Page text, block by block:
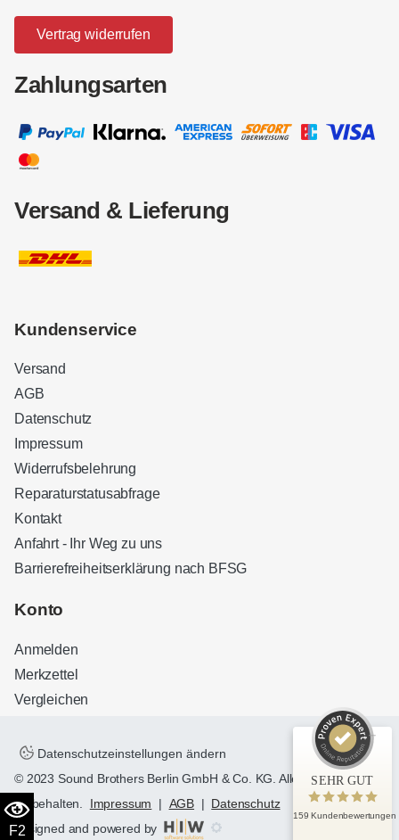
F2
Vertrag widerrufen
Zahlungsarten
Versand & Lieferung
Kundenservice
Versand
AGB
Datenschutz
Impressum
Widerrufsbelehrung
Reparaturstatusabfrage
Kontakt
Anfahrt - Ihr Weg zu uns
Barrierefreiheitserklärung nach BFSG
Konto
Anmelden
Merkzettel
Vergleichen
Datenschutzeinstellungen ändern
© 2023 Sound Brothers Berlin GmbH & Co. KG. Alle Rechte
vorbehalten. Impressum | AGB | Datenschutz
designed and powered by
SEHR GUT
159 Kundenbewertungen
Kundenbewertungen und Erfahrungen zu
32
Bewertungen auf
ProvenExpert.com
Blick aufs ProvenExpert-Profil werfen